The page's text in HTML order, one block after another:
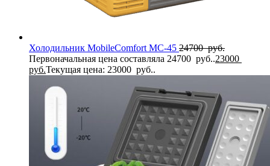
Холодильник MobileComfort MC-45 24700руб.
Первоначальная цена составляла 24700 руб..23000
руб.Текущая цена: 23000 руб..